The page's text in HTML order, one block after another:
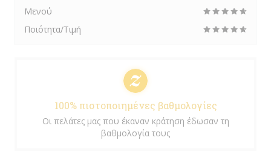
Μενού
Ποιότητα/Τιμή
100% πιστοποιημένες βαθμολογίες
Οι πελάτες μας που έκαναν κράτηση έδωσαν τη
βαθμολογία τους